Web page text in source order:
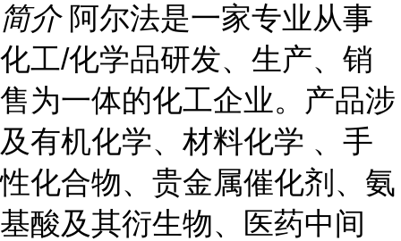
简介 阿尔法是一家专业从事
化工/化学品研发、生产、销
售为一体的化工企业。产品涉
及有机化学、材料化学 、手
性化合物、贵金属催化剂、氨
基酸及其衍生物、医药中间